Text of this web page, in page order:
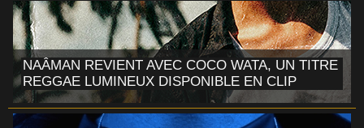
NAÂMAN REVIENT AVEC COCO WATA, UN TITRE
REGGAE LUMINEUX DISPONIBLE EN CLIP